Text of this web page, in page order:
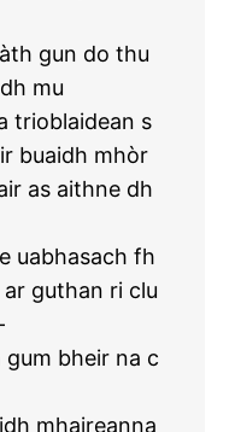
gun do thu
mu
trioblaidean s
buaidh mhòr
as aithne dh
uabhasach fh
guthan ri clu
bheir na c
mhaireanna